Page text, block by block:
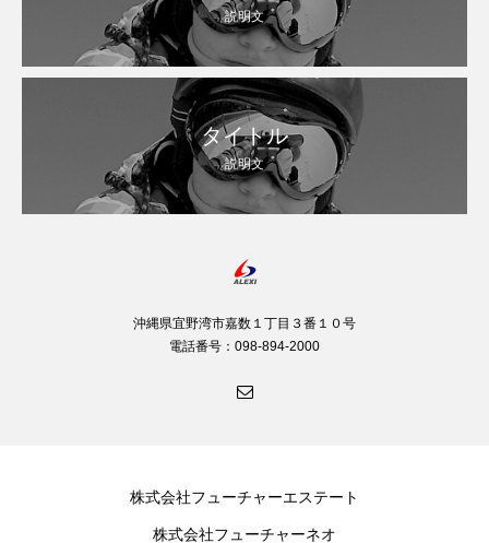
説明文
タイトル
説明文
沖縄県宜野湾市嘉数１丁目３番１０号
電話番号：098-894-2000
株式会社フューチャーエステート
株式会社フューチャーネオ